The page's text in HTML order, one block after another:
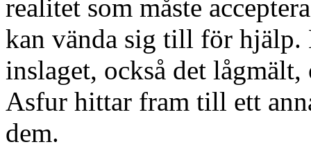
realitet som måste
kan vända sig till för hjälp.
inslaget, också det
Asfur hittar fram till ett
dem.